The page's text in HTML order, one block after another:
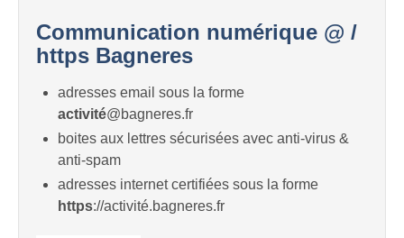
Communication numérique @ /
https Bagneres
adresses email sous la forme
activité@bagneres.fr
boites aux lettres sécurisées avec anti-virus &
anti-spam
adresses internet certifiées sous la forme
https://activité.bagneres.fr